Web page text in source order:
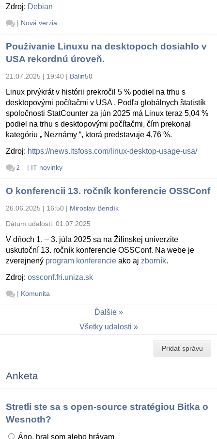
Zdroj: Debian
| Nová verzia
Používanie Linuxu na desktopoch dosiahlo v
USA rekordnú úroveň.
21.07.2025 | 19:40 | Balin50
Linux prvýkrát v histórii prekročil 5 % podiel na trhu s
desktopovými počítačmi v USA . Podľa globálnych štatistík
spoločnosti StatCounter za jún 2025 má Linux teraz 5,04 %
podiel na trhu s desktopovými počítačmi, čím prekonal
kategóriu „ Neznámy “, ktorá predstavuje 4,76 %.
Zdroj: https://news.itsfoss.com/linux-desktop-usage-usa/
2 | IT novinky
O konferencii 13. ročník konferencie OSSConf
26.06.2025 | 16:50 | Miroslav Bendík
Dátum udalosti: 01.07.2025
V dňoch 1. – 3. júla 2025 sa na Žilinskej univerzite
uskutoční 13. ročník konferencie OSSConf. Na webe je
zverejnený program konferencie ako aj zborník.
Zdroj: ossconf.fri.uniza.sk
| Komunita
Ďalšie
Všetky udalosti
Pridať správu
Anketa
Stretli ste sa s open-source stratégiou Bitka o
Wesnoth?
Áno, hral som alebo hrávam